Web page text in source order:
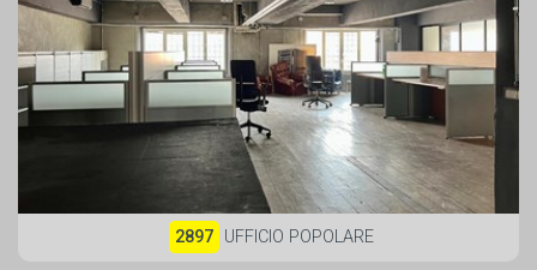
2897 UFFICIO POPOLARE